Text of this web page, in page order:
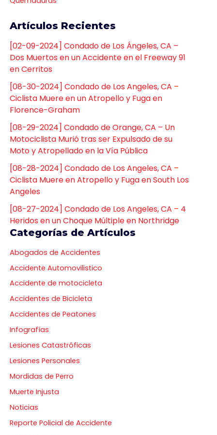
Artículos Recientes
[02-09-2024] Condado de Los Ángeles, CA –
Dos Muertos en un Accidente en el Freeway 91
en Cerritos
[08-30-2024] Condado de Los Angeles, CA –
Ciclista Muere en un Atropello y Fuga en
Florence-Graham
[08-29-2024] Condado de Orange, CA – Un
Motociclista Murió tras ser Expulsado de su
Moto y Atropellado en la Vía Pública
[08-28-2024] Condado de Los Angeles, CA –
Ciclista Muere en Atropello y Fuga en South Los
Angeles
[08-27-2024] Condado de Los Angeles, CA – 4
Heridos en un Choque Múltiple en Northridge
Categorías de Artículos
Abogados de Accidentes
Accidente Automovilistico
Accidente de motocicleta
Accidentes de Bicicleta
Accidentes de Peatones
Infografías
Lesiones Catastróficas
Lesiones Personales
Mordidas de Perro
Muerte Injusta
Noticias
Reporte Policial de Accidente